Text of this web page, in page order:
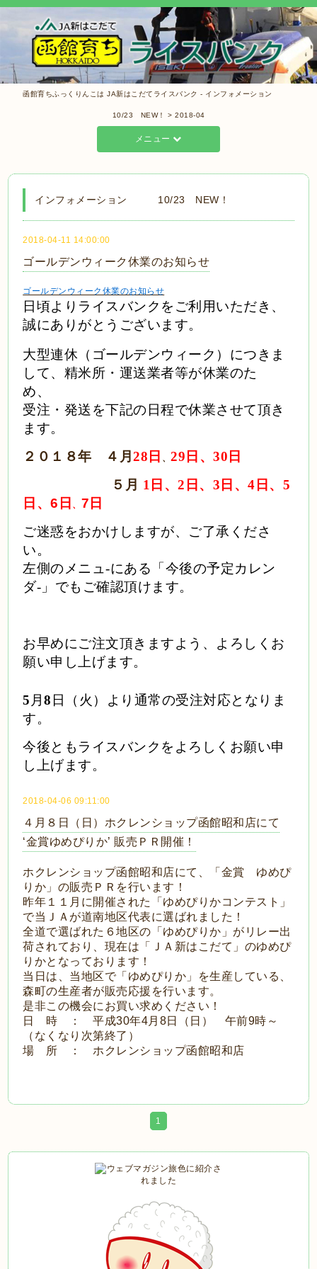
函館育ちふっくりんこは JA新はこだてライスバンク - インフォメーション
10/23 NEW！ > 2018-04
メニュー
インフォメーション 10/23 NEW！
2018-04-11 14:00:00
ゴールデンウィーク休業のお知らせ
ゴールデンウィーク休業のお知らせ
日頃より ライスバンクをご利用いただき、
誠にありがとうございます。
大型連休（ゴールデンウィーク）につきま
して、精米所・運送業者等が休業のた
め、
受注・発送を下記の日程で休業させて頂き
ます。
２０１８年 ４月28 日 、29 日、30 日
５月 1 日、2 日、 3 日、4 日、 5
日、6日 、 7 日
ご迷惑をおかけしますが、ご了承くださ
い。
左側のメニュ-にある「今後の予定カレン
ダ- 」でもご確認頂けます。
お早めにご注文頂きますよう、よろしくお
願い申し上げます。
5 月8 日（火）より通常の受注対応となりま
す。
今後ともライスバンクをよろしくお願い申
し上げます。
2018-04-06 09:11:00
４月８日（日）ホクレンショップ函館昭和店にて
‘金賞ゆめぴりか’ 販売ＰＲ開催！
ホクレンショップ函館昭和店にて、「金賞 ゆめぴ
りか」の販売ＰＲを行います！
昨年１１月に開催された「ゆめぴりかコンテスト」
で当ＪＡが道南地区代表に選ばれました！
全道で選ばれた６地区の「ゆめぴりか」がリレー出
荷されており、現在は「ＪＡ新はこだて」のゆめぴ
りかとなっております！
当日は、当地区で「ゆめぴりか」を生産している、
森町の生産者が販売応援を行います。
是非この機会にお買い求めください！
日 時 ： 平成30年4月8日（日） 午前9時～
（なくなり次第終了）
場 所 ： ホクレンショップ函館昭和店
1